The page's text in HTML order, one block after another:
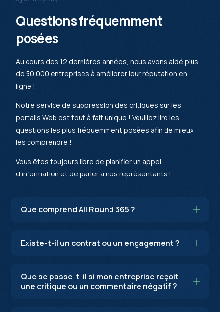
Questions fréquemment
posées
Au cours des 12 dernières années, nous avons aidé plus
de 50 000 entreprises à améliorer leur réputation en
ligne !
Notre service de suppression des critiques sur les
portails Web est tout à fait unique ! Veuillez lire les
questions les plus fréquemment posées afin de mieux
les comprendre !
Vous êtes toujours libre de planifier un appel
d’information et de parler à nos représentants !
Que comprend All Round 365 ?
Existe-t-il un contrat ou un engagement ?
Que se passe-t-il si mon entreprise reçoit
une critique ou un commentaire négatif ?